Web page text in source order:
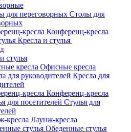
Столы для
Конференц-кресла
Кресла и стулья
стулья
Офисные кресла
Кресла для
Конференц-кресла
Стулья для
Лаунж-кресла
Обеденные стулья